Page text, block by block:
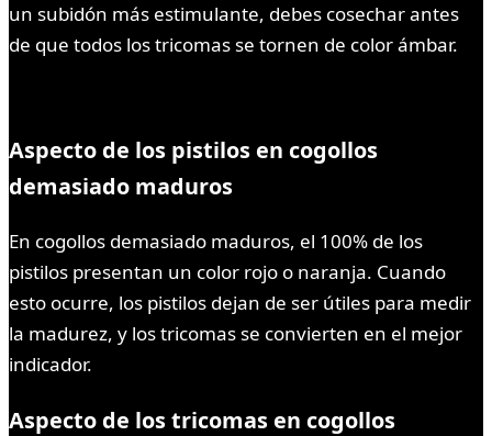
un subidón más estimulante, debes cosechar antes
de que todos los tricomas se tornen de color ámbar.
Aspecto de los pistilos en cogollos
demasiado maduros
En cogollos demasiado maduros, el 100% de los
pistilos presentan un color rojo o naranja. Cuando
esto ocurre, los pistilos dejan de ser útiles para medir
la madurez, y los tricomas se convierten en el mejor
indicador.
Aspecto de los tricomas en cogollos